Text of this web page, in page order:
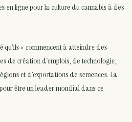
en ligne pour la culture du cannabis à des
qu’ils « commencent à atteindre des
de création d’emplois, de technologie,
et d’exportations de semences. La
être un leader mondial dans ce